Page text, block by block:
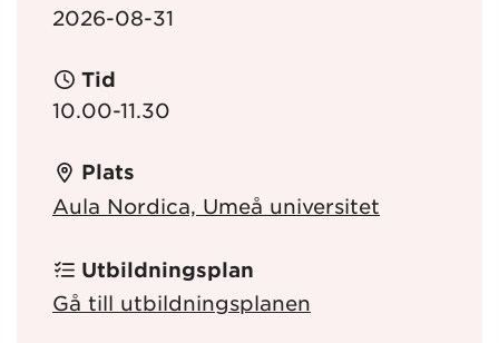
2026-08-31
Tid
10.00-11.30
Plats
Aula Nordica, Umeå universitet
Utbildningsplan
Gå till utbildningsplanen